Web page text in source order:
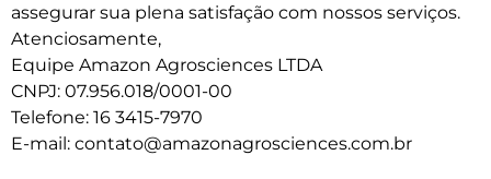
assegurar sua plena satisfação com nossos serviços.
Atenciosamente,
Equipe Amazon Agrosciences LTDA
CNPJ: 07.956.018/0001-00
Telefone: 16 3415-7970
E-mail: contato@amazonagrosciences.com.br